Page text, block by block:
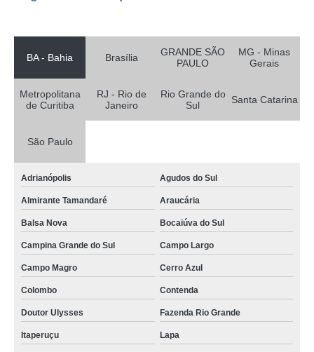
reatores de vidro encamisado para laboratório valores Conselheiro Lafaiete
reatores de vidro industrial valores Park Way
empresa especializada em reatores de vidro temperado para laboratório
empresa especializada em reatores vidro fluidizado Teresópolis
reatores de vidro com flange esmerilhada valores Volta Redonda
reatores de vidro temperado Caieiras
reatores de vidro fixo valores Tijucas do Sul
reatores de vidro temperado Metropolitana de Curitiba
reatores químicos de vidro para laboratório valores Águas Lindas de Goiás
reatores químico vidro valores Itapevi
reatores de vidro industrial Nilópolis
BA - Bahia Brasília
GRANDE SÃO
PAULO
MG - Minas
Gerais
Metropolitana
de Curitiba
RJ - Rio de
Janeiro
Rio Grande do
Sul
Santa Catarina
São Paulo
Adrianópolis Agudos do Sul
Almirante Tamandaré Araucária
Balsa Nova Bocaiúva do Sul
Campina Grande do Sul Campo Largo
Campo Magro Cerro Azul
Colombo Contenda
Doutor Ulysses Fazenda Rio Grande
Itaperuçu Lapa